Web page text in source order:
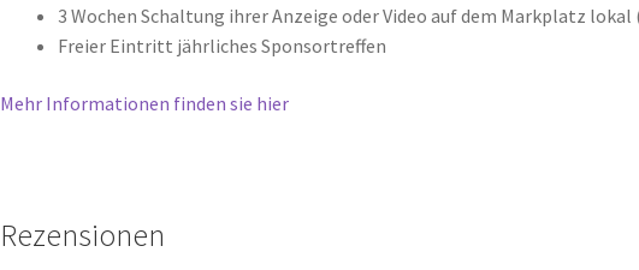
3 Wochen Schaltung ihrer Anzeige oder Video auf dem Markplatz lokal
Freier Eintritt jährliches Sponsortreffen
Mehr Informationen finden sie hier
Rezensionen